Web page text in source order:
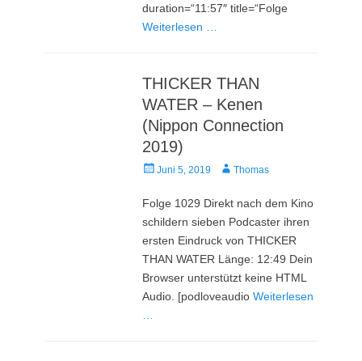
duration=“11:57″ title=“Folge
Weiterlesen …
THICKER THAN
WATER – Kenen
(Nippon Connection
2019)
Veröffentlicht
Juni 5, 2019 AutorThomas
Folge 1029 Direkt nach dem Kino
schildern sieben Podcaster ihren
ersten Eindruck von THICKER
THAN WATER Länge: 12:49 Dein
Browser unterstützt keine HTML
Audio. [podloveaudioWeiterlesen